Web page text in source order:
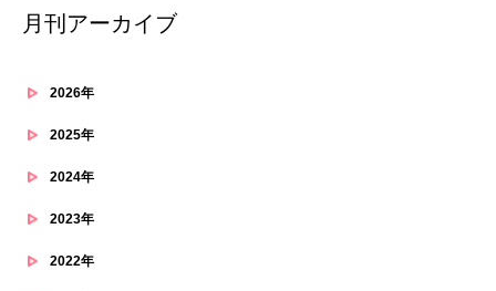
月刊アーカイブ
2026年
2025年
2024年
2023年
2022年